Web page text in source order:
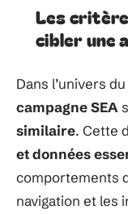
Les
cibler une
Dans l’univers du
campagne SEA
similaire. Cette
et données
comportements
navigation et les